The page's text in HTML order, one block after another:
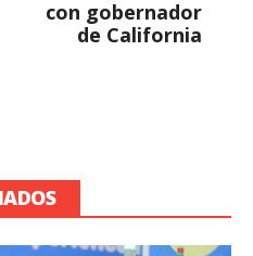
con gobernador
de California